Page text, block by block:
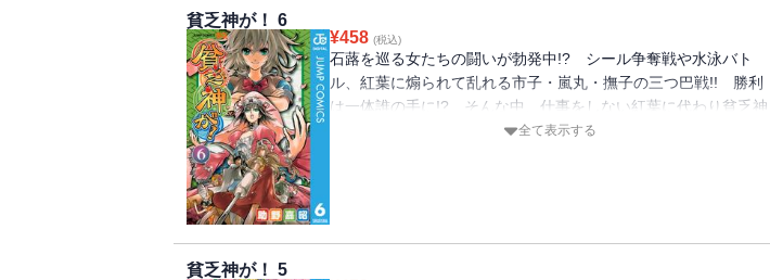
貧乏神が！ 6
¥458 (税込)
石蕗を巡る女たちの闘いが勃発中!? シール争奪戦や水泳バト
ル、紅葉に煽られて乱れる市子・嵐丸・撫子の三つ巴戦!! 勝利
は一体誰の手に!? そんな中、仕事をしない紅葉に代わり貧乏神
上司・山吹が地上へ降臨!? 全て表示する
貧乏神が！ 5